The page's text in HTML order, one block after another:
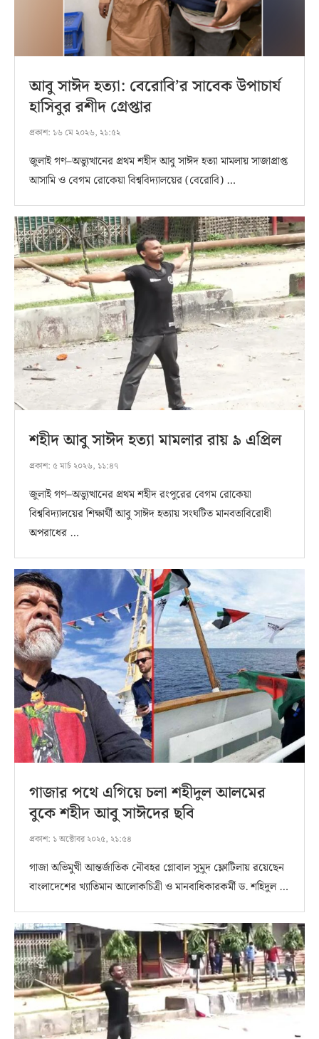
আবু সাঈদ হত্যা: বেরোবি’র সাবেক উপাচার্য
হাসিবুর রশীদ গ্রেপ্তার
প্রকাশ: ১৬ মে ২০২৬, ২১:৫২
জুলাই গণ–অভ্যুত্থানের প্রথম শহীদ আবু সাঈদ হত্যা মামলায় সাজাপ্রাপ্ত
আসামি ও বেগম রোকেয়া বিশ্ববিদ্যালয়ের (বেরোবি) …
শহীদ আবু সাঈদ হত্যা মামলার রায় ৯ এপ্রিল
প্রকাশ: ৫ মার্চ ২০২৬, ১১:৪৭
জুলাই গণ–অভ্যুত্থানের প্রথম শহীদ রংপুরের বেগম রোকেয়া
বিশ্ববিদ্যালয়ের শিক্ষার্থী আবু সাঈদ হত্যায় সংঘটিত মানবতাবিরোধী
অপরাধের …
গাজার পথে এগিয়ে চলা শহীদুল আলমের
বুকে শহীদ আবু সাঈদের ছবি
প্রকাশ: ১ অক্টোবর ২০২৫, ২১:৫৪
গাজা অভিমুখী আন্তর্জাতিক নৌবহর গ্লোবাল সুমুদ ফ্লোটিলায় রয়েছেন
বাংলাদেশের খ্যাতিমান আলোকচিত্রী ও মানবাধিকারকর্মী ড. শহিদুল …